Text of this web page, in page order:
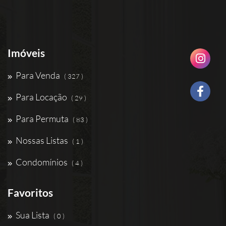
Imóveis
Para Venda ( 327 )
Para Locação ( 29 )
Para Permuta ( 83 )
Nossas Listas ( 1 )
Condomínios ( 4 )
Favoritos
Sua Lista ( 0 )